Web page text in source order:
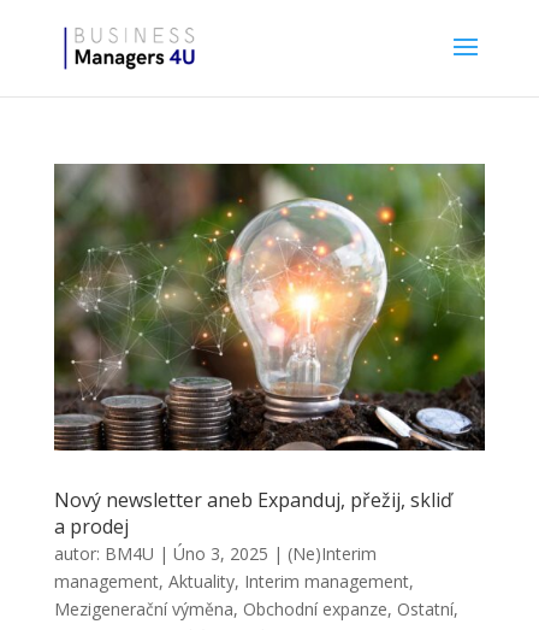
Nový newsletter aneb Expanduj, přežij, skliď
a prodej
autor: BM4U | Úno 3, 2025 | (Ne)Interim
management, Aktuality, Interim management,
Mezigenerační výměna, Obchodní expanze, Ostatní,